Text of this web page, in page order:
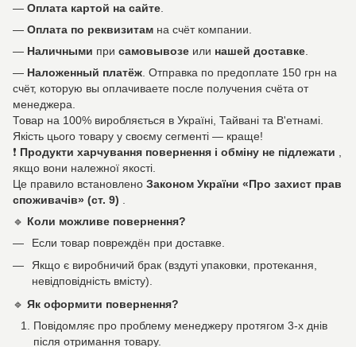
— Оплата картой на сайте
— Оплата по реквизитам на счёт компании.
— Наличными при самовывозе или нашей доставке
— Наложенный платёж . Отправка по предоплате 150 грн на
счёт, которую вы оплачиваете после получения счёта от
менеджера.
Товар на 100% виробляється в Україні, Тайвані та В'етнамі.
Якість цього товару у своєму сегменті — краще!
❗ Продукти харчування повернення і обміну не підлежати
якщо вони належної якості.
Це правило встановлено Законом України «Про захист прав
споживачів» (ст. 9)
🔹 Коли можливе повернення?
Если товар повреждён при доставке.
Якщо є виробничий брак (вздуті упаковки, протекання,
невідповідність вмісту).
🔹 Як оформити повернення?
Повідомляє про проблему менеджеру протягом 3-х днів
після отримання товару.